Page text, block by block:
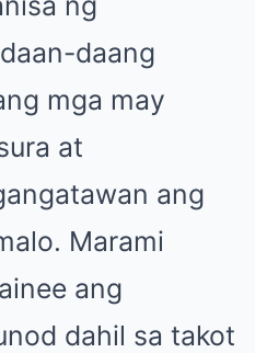
daang
mga may
at
ang
Marami
ang
dahil sa takot